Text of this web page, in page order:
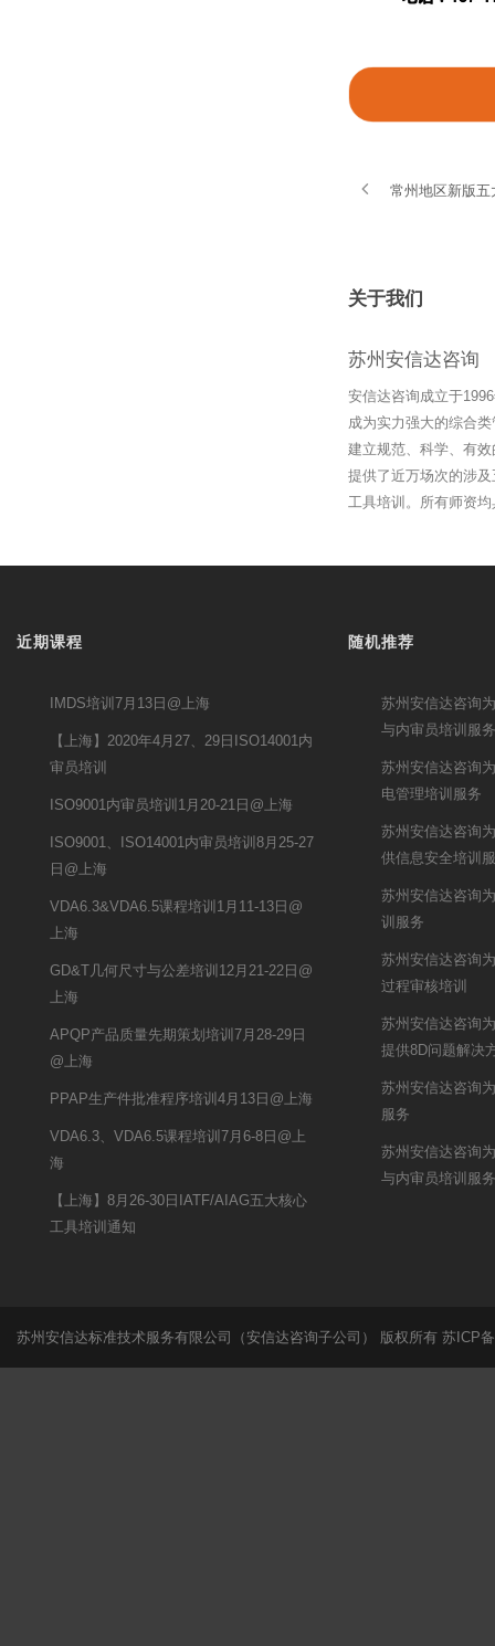
常州地区新版
关于我们
苏州安信达咨询
安信达咨询成立于
成为实力强大的综合
建立规范、科学、有
提供了近万场次的涉
工具培训。所有师资
近期课程
IMDS培训7月13日@上海
【上海】2020年4月27、29日ISO14001内
审员培训
ISO9001内审员培训1月20-21日@上海
ISO9001、ISO14001内审员培训8月25-27
日@上海
VDA6.3&VDA6.5课程培训1月11-13日@
上海
GD&T几何尺寸与公差培训12月21-22日@
上海
APQP产品质量先期策划培训7月28-29日
@上海
PPAP生产件批准程序培训4月13日@上海
VDA6.3、VDA6.5课程培训7月6-8日@上
海
【上海】8月26-30日IATF/AIAG五大核心
工具培训通知
随机推荐
苏州安信达咨询
与内审员培训服务
苏州安信达咨询
电管理培训服务
苏州安信达咨询
供信息安全培训
苏州安信达咨询
训服务
苏州安信达咨询
过程审核培训
苏州安信达咨询
提供8D问题解决
苏州安信达咨询
服务
苏州安信达咨询
与内审员培训服务
苏州安信达标准技术服务有限公司（安信达咨询子公司） 版权所有 苏ICP